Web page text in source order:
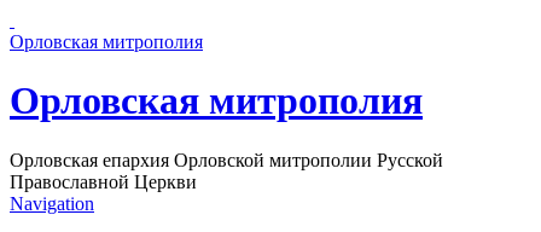
Орловская митрополия
Орловская митрополия
Орловская епархия Орловской митрополии Русской
Православной Церкви
Navigation